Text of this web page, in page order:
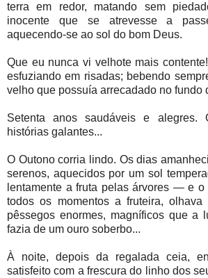
terra em redor, matando sem
inocente que se atrevesse a
aquecendo-se ao sol do bom Deus.
Que eu nunca vi velhote mais
esfuziando em risadas; bebendo
velho que possuía arrecadado no fundo
Setenta anos saudáveis e alegres.
histórias galantes...
O Outono corria lindo. Os dias
serenos, aquecidos por um sol
lentamente a fruta pelas árvores — e o
todos os momentos a fruteira, olhava
pêssegos enormes, magníficos que a
fazia de um ouro soberbo...
À noite, depois da regalada ceia,
satisfeito com a frescura do linho dos